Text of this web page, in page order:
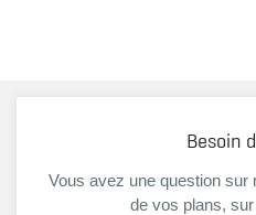
Besoin
Vous avez une question sur
de vos plans,